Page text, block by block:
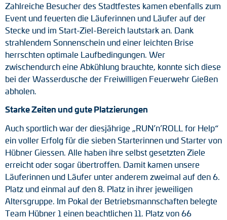
Zahlreiche Besucher des Stadtfestes kamen ebenfalls zum
Event und feuerten die Läuferinnen und Läufer auf der
Stecke und im Start-Ziel-Bereich lautstark an. Dank
strahlendem Sonnenschein und einer leichten Brise
herrschten optimale Laufbedingungen. Wer
zwischendurch eine Abkühlung brauchte, konnte sich diese
bei der Wasserdusche der Freiwilligen Feuerwehr Gießen
abholen.
Starke Zeiten und gute Platzierungen
Auch sportlich war der diesjährige „RUN’n’ROLL for Help“
ein voller Erfolg für die sieben Starterinnen und Starter von
Hübner Giessen. Alle haben ihre selbst gesetzten Ziele
erreicht oder sogar übertroffen. Damit kamen unsere
Läuferinnen und Läufer unter anderem zweimal auf den 6.
Platz und einmal auf den 8. Platz in ihrer jeweiligen
Altersgruppe. Im Pokal der Betriebsmannschaften belegte
Team Hübner 1 einen beachtlichen 11. Platz von 66